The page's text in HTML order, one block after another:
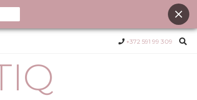
+372 591 99 309